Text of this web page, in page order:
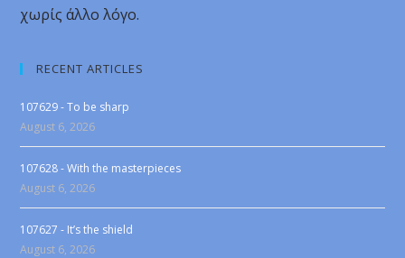
χωρίς άλλο λόγο.
RECENT ARTICLES
107629 - To be sharp
August 6, 2026
107628 - With the masterpieces
August 6, 2026
107627 - It’s the shield
August 6, 2026